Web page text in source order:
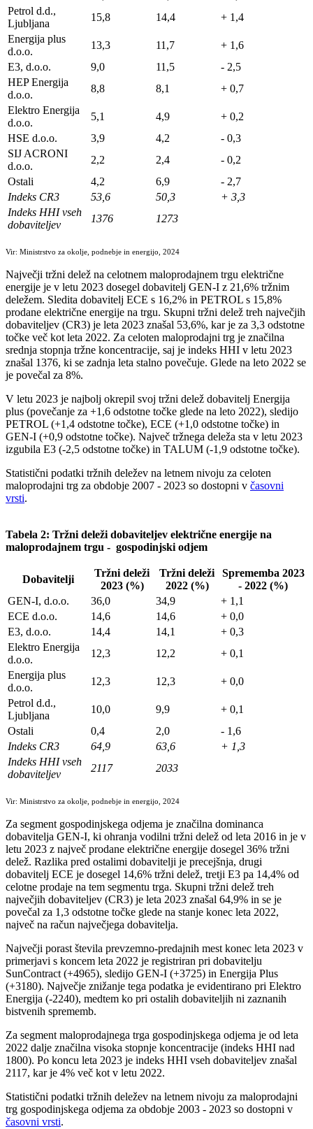
Petrol d.d.,
Ljubljana
15,8 14,4
+ 1,4
Energija plus
d.o.o.
13,3 11,7
+ 1,6
E3, d.o.o.
9,0 11,5
- 2,5
HEP Energija
d.o.o.
8,8 8,1
+ 0,7
Elektro Energija
d.o.o.
5,1 4,9
+ 0,2
HSE d.o.o.
3,9 4,2
- 0,3
SIJ ACRONI
d.o.o.
2,2 2,4
- 0,2
Ostali
4,2 6,9
- 2,7
Indeks CR3
53,6 50,3
+ 3,3
Indeks HHI vseh
dobaviteljev
1376 1273
Vir: Ministrstvo za okolje, podnebje in energijo, 2024
Največji tržni delež na celotnem maloprodajnem trgu električne
energije je v letu 2023 dosegel dobavitelj GEN-I z 21,6% tržnim
deležem. Sledita dobavitelj ECE s 16,2% in PETROL s 15,8%
prodane električne energije na trgu. Skupni tržni delež treh največjih
dobaviteljev (CR3) je leta 2023 znašal 53,6%, kar je za 3,3 odstotne
točke več kot leta 2022. Za celoten maloprodajni trg je značilna
srednja stopnja tržne koncentracije, saj je indeks HHI v letu 2023
znašal 1376, ki se zadnja leta stalno povečuje. Glede na leto 2022 se
je povečal za 8%.
V letu 2023 je najbolj okrepil svoj tržni delež dobavitelj Energija
plus (povečanje za +1,6 odstotne točke glede na leto 2022), sledijo
PETROL (+1,4 odstotne točke), ECE (+1,0 odstotne točke) in
GEN-I (+0,9 odstotne točke). Največ tržnega deleža sta v letu 2023
izgubila E3 (-2,5 odstotne točke) in TALUM (-1,9 odstotne točke).
Statistični podatki tržnih deležev na letnem nivoju za celoten
maloprodajni trg za obdobje 2007 - 2023 so dostopni v časovni
vrsti.
Tabela 2: Tržni deleži dobaviteljev električne energije na
maloprodajnem trgu - gospodinjski odjem
Dobavitelji
Tržni deleži
2023 (%)
Tržni deleži
2022 (%)
Sprememba 2023
- 2022 (%)
GEN-I, d.o.o.
36,0 34,9
+ 1,1
ECE d.o.o.
14,6 14,6
+ 0,0
E3, d.o.o.
14,4 14,1
+ 0,3
Elektro Energija
d.o.o.
12,3 12,2
+ 0,1
Energija plus
d.o.o.
12,3 12,3
+ 0,0
Petrol d.d.,
Ljubljana
10,0 9,9
+ 0,1
Ostali
0,4 2,0
- 1,6
Indeks CR3
64,9 63,6
+ 1,3
Indeks HHI vseh
dobaviteljev
2117 2033
Vir: Ministrstvo za okolje, podnebje in energijo, 2024
Za segment gospodinjskega odjema je značilna dominanca
dobavitelja GEN-I, ki ohranja vodilni tržni delež od leta 2016 in je v
letu 2023 z največ prodane električne energije dosegel 36% tržni
delež. Razlika pred ostalimi dobavitelji je precejšnja, drugi
dobavitelj ECE je dosegel 14,6% tržni delež, tretji E3 pa 14,4% od
celotne prodaje na tem segmentu trga. Skupni tržni delež treh
največjih dobaviteljev (CR3) je leta 2023 znašal 64,9% in se je
povečal za 1,3 odstotne točke glede na stanje konec leta 2022,
največ na račun največjega dobavitelja.
Največji porast števila prevzemno-predajnih mest konec leta 2023 v
primerjavi s koncem leta 2022 je registriran pri dobavitelju
SunContract (+4965), sledijo GEN-I (+3725) in Energija Plus
(+3180). Največje znižanje tega podatka je evidentirano pri Elektro
Energija (-2240), medtem ko pri ostalih dobaviteljih ni zaznanih
bistvenih sprememb.
Za segment maloprodajnega trga gospodinjskega odjema je od leta
2022 dalje značilna visoka stopnje koncentracije (indeks HHI nad
1800). Po koncu leta 2023 je indeks HHI vseh dobaviteljev znašal
2117, kar je 4% več kot v letu 2022.
Statistični podatki tržnih deležev na letnem nivoju za maloprodajni
trg gospodinjskega odjema za obdobje 2003 - 2023 so dostopni v
časovni vrsti.